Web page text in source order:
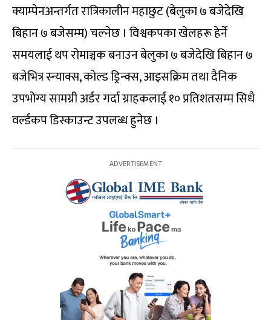
क्याम्पेनअन्तर्गत रात्रिकालीन महाछुट (बेलुका ७ बजेदेखि
बिहान ७ बजेसम्म) चल्नेछ । विश्वकपका खेलहरू हेर्ने
समयलाई थप रोमाञ्चक बनाउन बेलुका ७ बजेदेखि बिहान ७
बजेभित्र स्न्याक्स, कोल्ड ड्रिन्क्स, आइसक्रिम तथा दैनिक
उपभोग्य सामग्री अर्डर गर्दा ग्राहकलाई १० प्रतिशतसम्म सिधै
वर्ल्डकप डिस्काउन्ट उपलब्ध हुनेछ ।